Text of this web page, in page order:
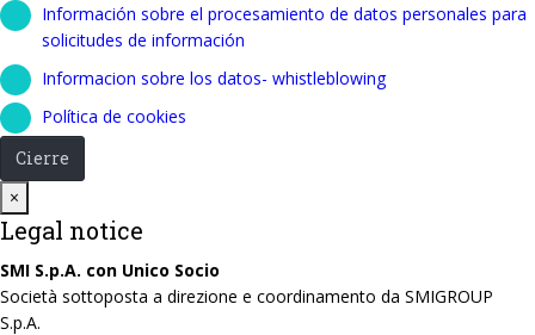
Información sobre el procesamiento de datos personales para
solicitudes de información
Informacion sobre los datos- whistleblowing
Política de cookies
Cierre
×
Legal notice
SMI S.p.A. con Unico Socio
Società sottoposta a direzione e coordinamento da SMIGROUP
S.p.A.